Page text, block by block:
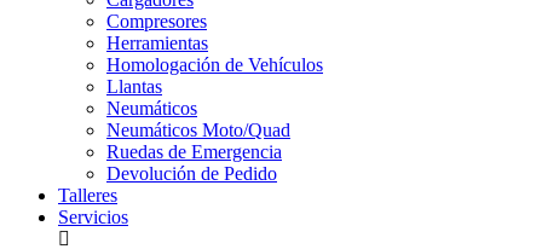
Compresores
Herramientas
Homologación de Vehículos
Llantas
Neumáticos
Neumáticos Moto/Quad
Ruedas de Emergencia
Devolución de Pedido
Talleres
Servicios